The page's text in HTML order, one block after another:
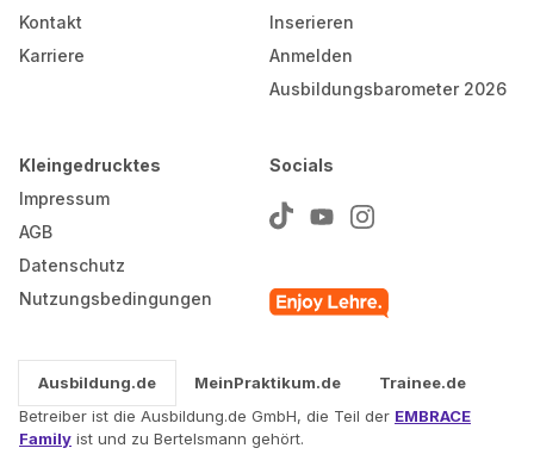
Kontakt
Karriere
Inserieren
Anmelden
Ausbildungsbarometer 2026
Kleingedrucktes
Impressum
AGB
Datenschutz
Nutzungsbedingungen
Socials
Ausbildung.de MeinPraktikum.de
Trainee.de
Betreiber ist die Ausbildung.de GmbH, die Teil der EMBRACE
Family ist und zu Bertelsmann gehört.